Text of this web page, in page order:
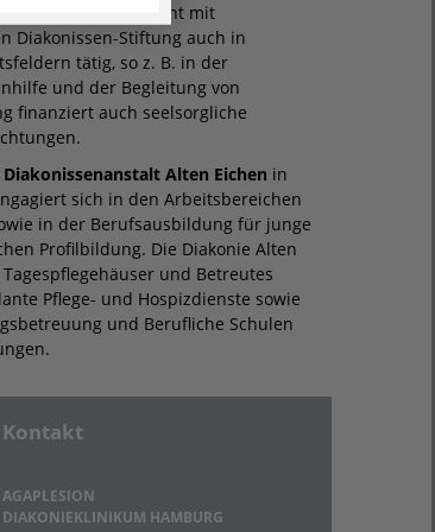
Engagement mit
Diakonissen-Stiftung auch in
tätig, so z. B. in der
und der Begleitung von
finanziert auch seelsorgliche
Alten Eichen in
sich in den Arbeitsbereichen
in der Berufsausbildung für junge
Profilbildung. Die Diakonie Alten
und Betreutes
Pflege- und Hospizdienste sowie
und Berufliche Schulen
Kontakt
AGAPLESION
DIAKONIEKLINIKUM HAMBURG